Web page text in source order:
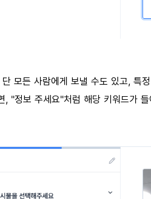
모든 사람에게 보낼 수도 있고, 특
"정보 주세요"처럼 해당 키워드가